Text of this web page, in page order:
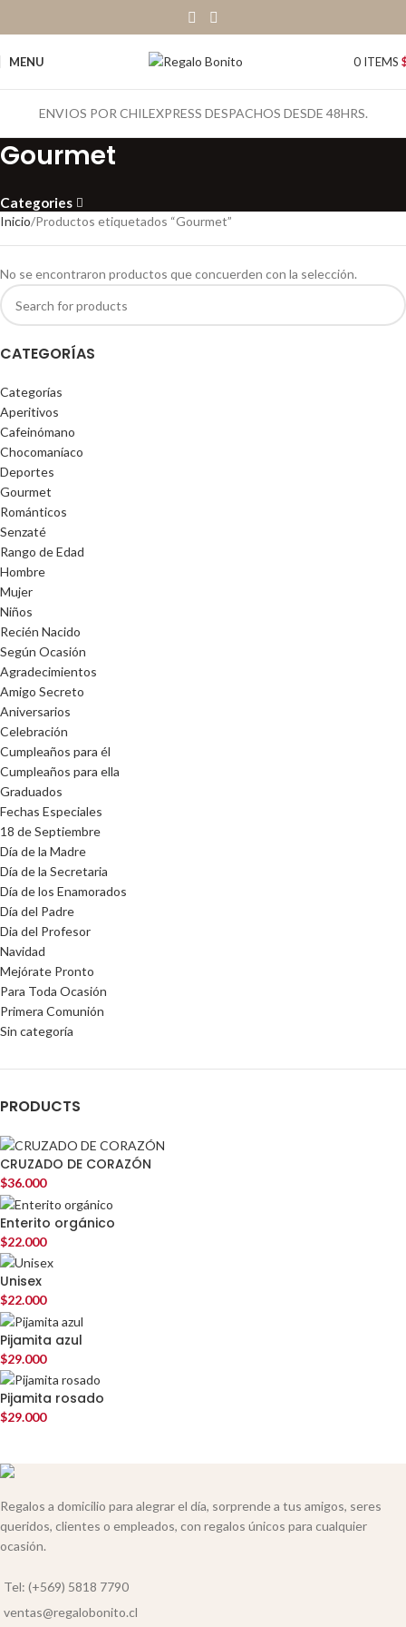
MENU 0 ITEMS
ENVIOS POR CHILEXPRESS DESPACHOS DESDE 48HRS.
Gourmet
Categories
CATEGORÍAS
Categorías
Aperitivos
Cafeinómano
Chocomaníaco
Deportes
Gourmet
Románticos
Senzaté
Rango de Edad
Hombre
Mujer
Niños
Recién Nacido
Según Ocasión
Agradecimientos
Amigo Secreto
Aniversarios
Celebración
Cumpleaños para él
Cumpleaños para ella
Graduados
Fechas Especiales
18 de Septiembre
Día de la Madre
Día de la Secretaria
Día de los Enamorados
Día del Padre
Dia del Profesor
Navidad
Mejórate Pronto
Para Toda Ocasión
Primera Comunión
Sin categoría
PRODUCTS
CRUZADO DE CORAZÓN
$36.000
Enterito orgánico
$22.000
Unisex
$22.000
Pijamita azul
$29.000
Pijamita rosado
$29.000
Inicio Productos etiquetados “Gourmet”
No se encontraron productos que concuerden con la selección.
Regalos a domicilio para alegrar el día, sorprende a tus amigos, seres
queridos, clientes o empleados, con regalos únicos para cualquier
ocasión.
Tel: (+569) 5818 7790
ventas@regalobonito.cl